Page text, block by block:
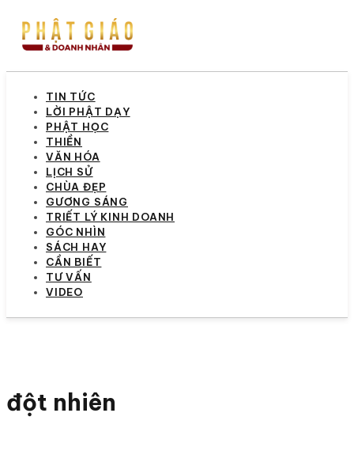
TIN TỨC
LỜI PHẬT DẠY
PHẬT HỌC
THIỀN
VĂN HÓA
LỊCH SỬ
CHÙA ĐẸP
GƯƠNG SÁNG
TRIẾT LÝ KINH DOANH
GÓC NHÌN
SÁCH HAY
CẦN BIẾT
TƯ VẤN
VIDEO
đột nhiên